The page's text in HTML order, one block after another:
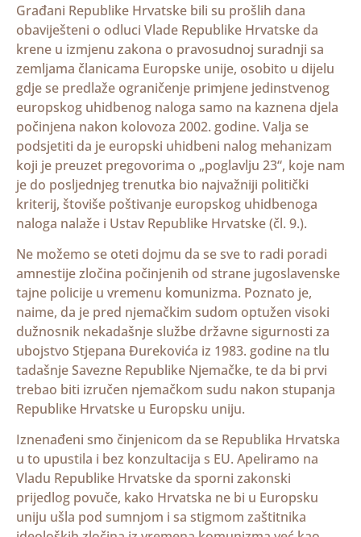
Građani Republike Hrvatske bili su prošlih dana
obaviješteni o odluci Vlade Republike Hrvatske da
krene u izmjenu zakona o pravosudnoj suradnji sa
zemljama članicama Europske unije, osobito u dijelu
gdje se predlaže ograničenje primjene jedinstvenog
europskog uhidbenog naloga samo na kaznena djela
počinjena nakon kolovoza 2002. godine. Valja se
podsjetiti da je europski uhidbeni nalog mehanizam
koji je preuzet pregovorima o „poglavlju 23“, koje nam
je do posljednjeg trenutka bio najvažniji politički
kriterij, štoviše poštivanje europskog uhidbenoga
naloga nalaže i Ustav Republike Hrvatske (čl. 9.).
Ne možemo se oteti dojmu da se sve to radi poradi
amnestije zločina počinjenih od strane jugoslavenske
tajne policije u vremenu komunizma. Poznato je,
naime, da je pred njemačkim sudom optužen visoki
dužnosnik nekadašnje službe državne sigurnosti za
ubojstvo Stjepana Đurekovića iz 1983. godine na tlu
tadašnje Savezne Republike Njemačke, te da bi prvi
trebao biti izručen njemačkom sudu nakon stupanja
Republike Hrvatske u Europsku uniju.
Iznenađeni smo činjenicom da se Republika Hrvatska
u to upustila i bez konzultacija s EU. Apeliramo na
Vladu Republike Hrvatske da sporni zakonski
prijedlog povuče, kako Hrvatska ne bi u Europsku
uniju ušla pod sumnjom i sa stigmom zaštitnika